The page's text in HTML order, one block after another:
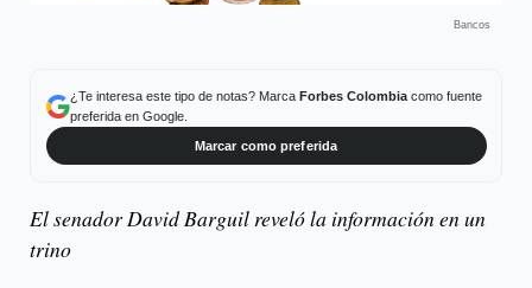
Bancos
¿Te interesa este tipo de notas? Marca Forbes Colombiacomo fuente
preferida en Google.
Marcar como preferida
El senador David Barguil reveló la información en un
trino